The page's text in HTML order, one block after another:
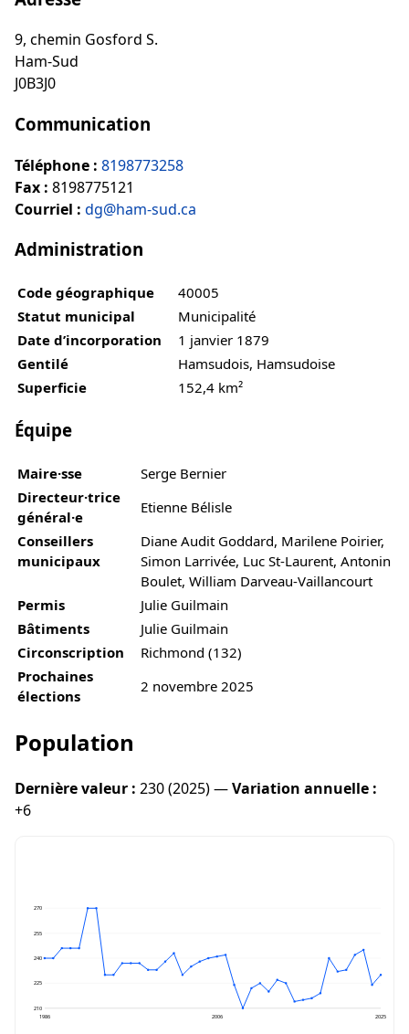
9, chemin Gosford S.
Ham-Sud
J0B3J0
Communication
Téléphone : 8198773258
Fax : 8198775121
Courriel : dg@ham-sud.ca
Administration
Code géographique
40005
Statut municipal
Municipalité
Date d’incorporation
1 janvier 1879
Gentilé
Hamsudois, Hamsudoise
Superficie
152,4 km²
Équipe
Maire·sse
Serge Bernier
Directeur·trice
général·e
Etienne Bélisle
Conseillers
municipaux
Diane Audit Goddard, Marilene Poirier,
Simon Larrivée, Luc St-Laurent, Antonin
Boulet, William Darveau-Vaillancourt
Permis
Julie Guilmain
Bâtiments
Julie Guilmain
Circonscription
Richmond (132)
Prochaines
élections
2 novembre 2025
Population
Dernière valeur : 230 (2025) —Variation annuelle :
+6
270
255
240
225
210
1986
2006 2025